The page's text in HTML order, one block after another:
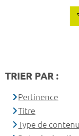
TRIER PAR :
Pertinence
Titre
Type de contenu